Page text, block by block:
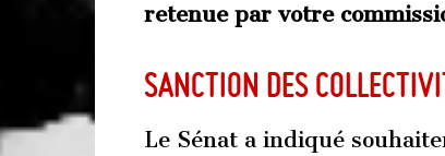
retenue par votre
Sanction des
Le Sénat a indiqué